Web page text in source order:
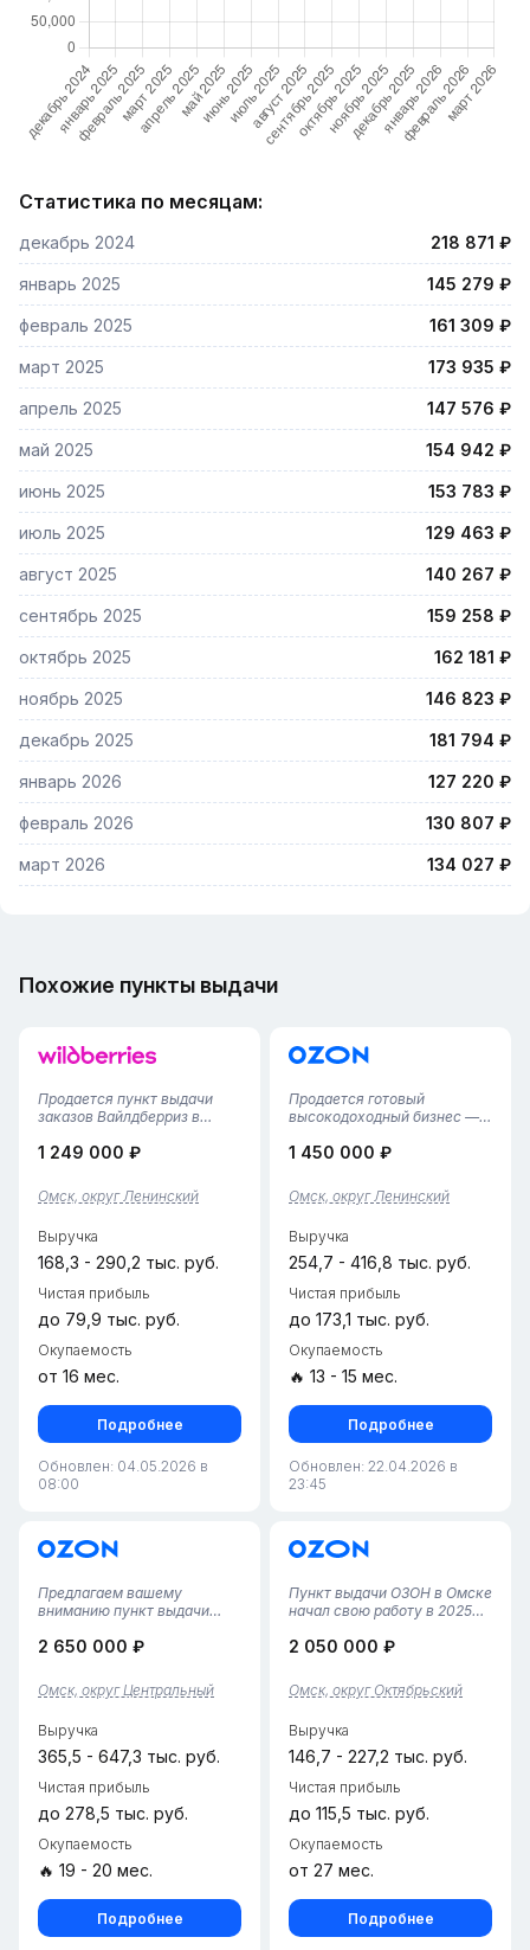
Статистика по месяцам:
декабрь 2024 218 871 ₽
январь 2025 145 279 ₽
февраль 2025 161 309 ₽
март 2025 173 935 ₽
апрель 2025 147 576 ₽
май 2025 154 942 ₽
июнь 2025 153 783 ₽
июль 2025 129 463 ₽
август 2025 140 267 ₽
сентябрь 2025 159 258 ₽
октябрь 2025 162 181 ₽
ноябрь 2025 146 823 ₽
декабрь 2025 181 794 ₽
январь 2026 127 220 ₽
февраль 2026 130 807 ₽
март 2026 134 027 ₽
Похожие пункты выдачи
Продается пункт выдачи
заказов Вайлдберриз в
полностью готовый,
с большой площадью.
Площадь — 100 кв. м: очень
зона, современные приме...
1 249 000 ₽
Омск, округ Ленинский
Выручка
168,3 - 290,2 тыс. руб.
Чистая прибыль
до 79,9 тыс. руб.
Окупаемость
от 16 мес.
Подробнее
Обновлен: 04.05.2026 в
08:00
Продается готовый
высокодоходный бизнес —
заказов Ozon и Wildberries в
Объект полностью
автономен, укомплектован
оборудованием.Ключевые
показа...
1 450 000 ₽
Омск, округ Ленинский
Выручка
254,7 - 416,8 тыс. руб.
Чистая прибыль
до 173,1 тыс. руб.
Окупаемость
🔥 13 - 15 мес.
Подробнее
Обновлен: 22.04.2026 в
23:45
Предлагаем вашему
вниманию пункт выдачи
платформы ОЗОН и ВБ,
центральном районе Омска.
Пункт функционирует с
стабильный поток клиентов
благодаря...
2 650 000 ₽
Омск, округ Центральный
Выручка
365,5 - 647,3 тыс. руб.
Чистая прибыль
до 278,5 тыс. руб.
Окупаемость
🔥 19 - 20 мес.
Подробнее
Пункт выдачи ОЗОН в Омске
начал свою работу в 2025
42 квадратных метра и
сотрудниками, что
обеспечивает эффективное
Комиссия за усл...
2 050 000 ₽
Омск, округ Октябрьский
Выручка
146,7 - 227,2 тыс. руб.
Чистая прибыль
до 115,5 тыс. руб.
Окупаемость
от 27 мес.
Подробнее